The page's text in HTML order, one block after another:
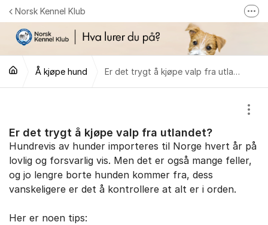
Gå til innhold
Norsk Kennel Klub
Følg oss på Facebook
Følg oss på Instagram
NKK-butikken
Å kjøpe hund Er det trygt å kjøpe valp fra utlandet?
Er det trygt å kjøpe valp fra utlandet?
Vis/
Hundrevis av hunder importeres til Norge hvert år på
lovlig og forsvarlig vis. Men det er også mange feller,
og jo lengre borte hunden kommer fra, dess
vanskeligere er det å kontrollere at alt er i orden.
Her er noen tips: